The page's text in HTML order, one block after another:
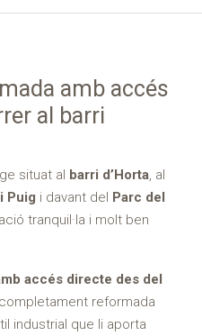
amb accés
al barri
situat al barri d’Horta, al
Puig i davant del Parc del
tranquil·la i molt ben
accés directe des del
reformada
industrial que li aporta